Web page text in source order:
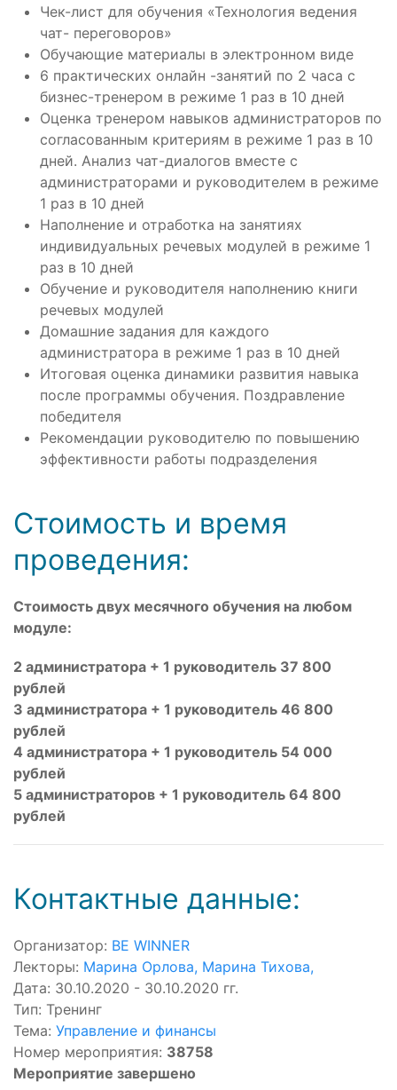
Чек-лист для обучения «Технология ведения
чат- переговоров»
Обучающие материалы в электронном виде
6 практических онлайн -занятий по 2 часа с
бизнес-тренером в режиме 1 раз в 10 дней
Оценка тренером навыков администраторов по
согласованным критериям в режиме 1 раз в 10
дней. Анализ чат-диалогов вместе с
администраторами и руководителем в режиме
1 раз в 10 дней
Наполнение и отработка на занятиях
индивидуальных речевых модулей в режиме 1
раз в 10 дней
Обучение и руководителя наполнению книги
речевых модулей
Домашние задания для каждого
администратора в режиме 1 раз в 10 дней
Итоговая оценка динамики развития навыка
после программы обучения. Поздравление
победителя
Рекомендации руководителю по повышению
эффективности работы подразделения
Стоимость и время
проведения:
Стоимость двух месячного обучения на любом
модуле:
2 администратора + 1 руководитель 37 800
рублей
3 администратора + 1 руководитель 46 800
рублей
4 администратора + 1 руководитель 54 000
рублей
5 администраторов + 1 руководитель 64 800
рублей
Контактные данные:
Организатор: BE WINNER
Лекторы: Марина Орлова, Марина Тихова,
Дата: 30.10.2020 - 30.10.2020 гг.
Тип: Тренинг
Тема: Управление и финансы
Номер мероприятия: 38758
Мероприятие завершено